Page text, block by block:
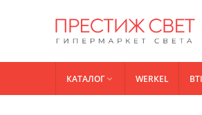
КАТАЛОГ WERKEL